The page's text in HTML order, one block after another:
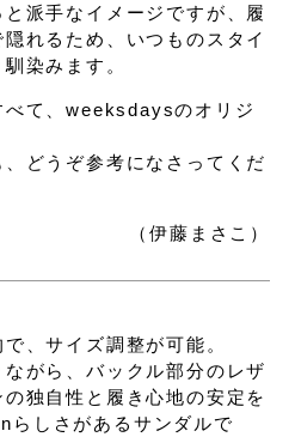
派手なイメージですが、 履
れるため、 いつものスタイ
染みます。
べて、weeksdaysのオリジ
どうぞ参考になさってくだ
（伊藤まさこ）
、サイズ調整が可能。
ながら、バックル部分のレザ
独自性と 履き心地の安定を
らしさがあるサンダルで